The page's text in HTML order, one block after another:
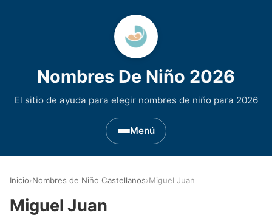
Nombres De Niño 2026
El sitio de ayuda para elegir nombres de niño para 2026
Menú
Inicio›Nombres de Niño Castellanos›Miguel Juan
Miguel Juan